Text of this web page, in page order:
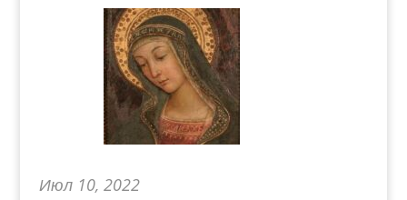
Июл 10, 2022